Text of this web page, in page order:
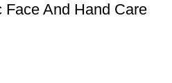
And Hand Care